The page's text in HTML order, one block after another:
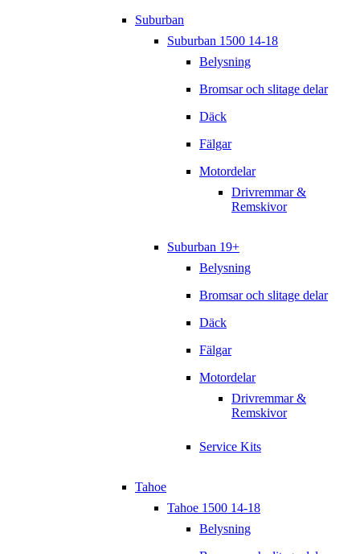
Suburban
Suburban 1500 14-18
Belysning
Bromsar och slitage delar
Däck
Fälgar
Motordelar
Drivremmar &
Remskivor
Suburban 19+
Belysning
Bromsar och slitage delar
Däck
Fälgar
Motordelar
Drivremmar &
Remskivor
Service Kits
Tahoe
Tahoe 1500 14-18
Belysning